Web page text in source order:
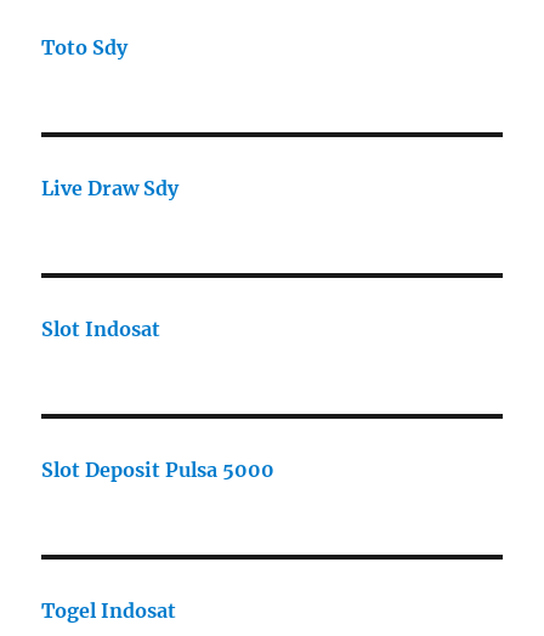
Toto Sdy
Live Draw Sdy
Slot Indosat
Slot Deposit Pulsa 5000
Togel Indosat